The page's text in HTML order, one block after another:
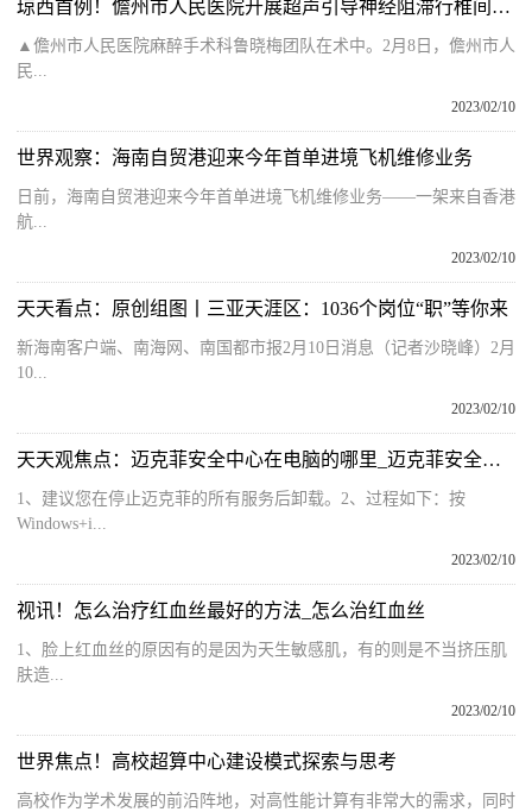
琼西首例！儋州市人民医院开展超声引导神经阻滞行椎间孔镜下椎板髓核摘除术
▲儋州市人民医院麻醉手术科鲁晓梅团队在术中。2月8日，儋州市人
民...
2023/02/10
世界观察：海南自贸港迎来今年首单进境飞机维修业务
日前，海南自贸港迎来今年首单进境飞机维修业务——一架来自香港
航...
2023/02/10
天天看点：原创组图丨三亚天涯区：1036个岗位“职”等你来
新海南客户端、南海网、南国都市报2月10日消息（记者沙晓峰）2月
10...
2023/02/10
天天观焦点：迈克菲安全中心在电脑的哪里_迈克菲安全中心
1、建议您在停止迈克菲的所有服务后卸载。2、过程如下：按
Windows+i...
2023/02/10
视讯！怎么治疗红血丝最好的方法_怎么治红血丝
1、脸上红血丝的原因有的是因为天生敏感肌，有的则是不当挤压肌
肤造...
2023/02/10
世界焦点！高校超算中心建设模式探索与思考
高校作为学术发展的前沿阵地，对高性能计算有非常大的需求，同时